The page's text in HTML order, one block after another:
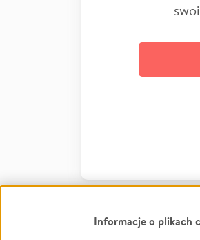
Informacje o plikach